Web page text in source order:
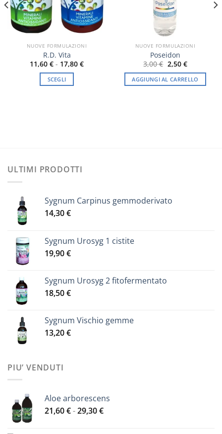
NUOVE FORMULAZIONI
R.D. Vita
11,60 € - 17,80 €Fascia
di
SCEGLI
essere
pagina
del
NUOVE FORMULAZIONI
Poseidon
3,00€ Il
prezzo
originale
era:
3,00 €.
2,50 €Il
prezzo
attuale
è:
2,50 €.
AGGIUNGI AL CARRELLO
ULTIMI PRODOTTI
Sygnum Carpinus gemmoderivato
14,30€
Sygnum Urosyg 1 cistite
19,90€
Sygnum Urosyg 2 fitofermentato
18,50€
Sygnum Vischio gemme
13,20€
PIU’ VENDUTI
Aloe arborescens
21,60€-29,30€Fascia